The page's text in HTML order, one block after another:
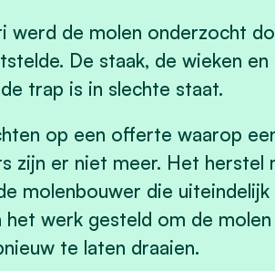
werd de molen onderzocht
De staak, de wieken
trap is in slechte staat.
op een offerte waarop
zijn er niet meer. Het herstel
molenbouwer die
werk gesteld om de
te laten draaien.